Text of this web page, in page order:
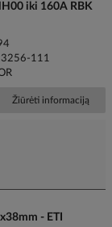
iki 160A RBK
111
Žiūrėti informaciją
- ETI